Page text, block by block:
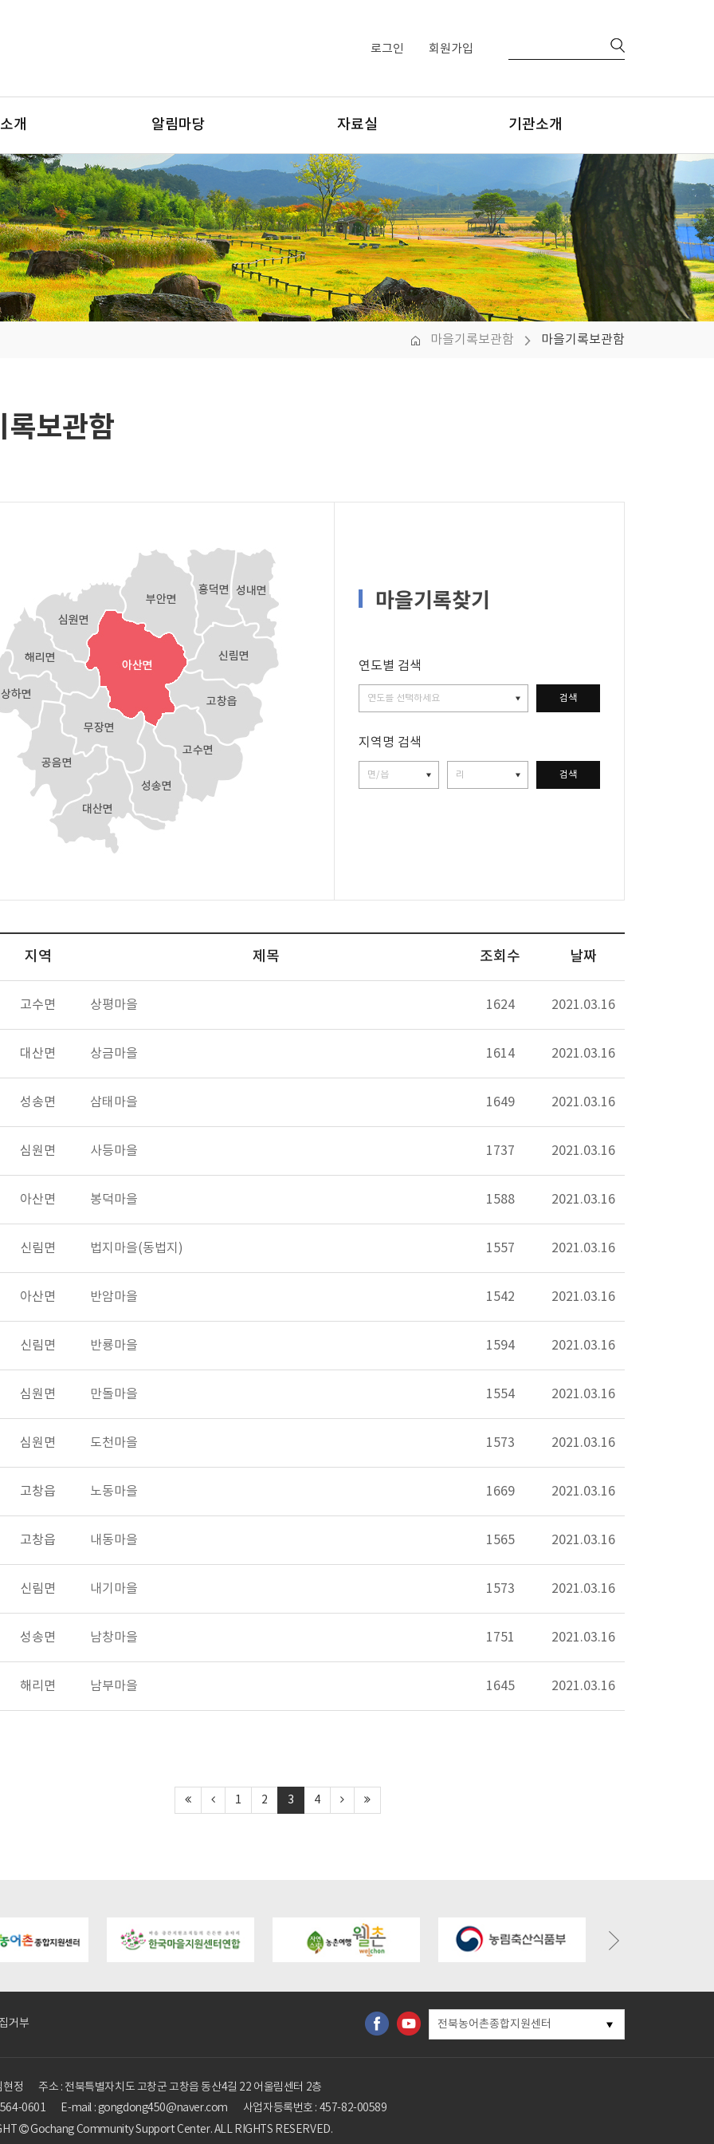
로그인 회원가입
개
동체
강화
경제
사업
알림마당
공지사항
센터소식
현장소식
모양부리
언론보도
자료실
발행물
교육발간자료
문서양식
기관소개
센터장님 인사말
비전
조직체계 및 업무
걸어온 길
찾아오시는 길
마을기록보관함 마을기록보관함
록보관함
마을기록찾기
연도별 검색
검색
지역명 검색
검색
지역 제목 조회수 날짜
고수면 상평마을 1624 2021.03.16
대산면 상금마을 1614 2021.03.16
성송면 삼태마을 1649 2021.03.16
심원면 사등마을 1737 2021.03.16
아산면 봉덕마을 1588 2021.03.16
신림면 법지마을(동법지) 1557 2021.03.16
아산면 반암마을 1542 2021.03.16
신림면 반룡마을 1594 2021.03.16
심원면 만돌마을 1554 2021.03.16
심원면 도천마을 1573 2021.03.16
고창읍 노동마을 1669 2021.03.16
고창읍 내동마을 1565 2021.03.16
신림면 내기마을 1573 2021.03.16
성송면 남창마을 1751 2021.03.16
해리면 남부마을 1645 2021.03.16
1 2 3 4
bo_table=m05_01&wr_id=8
https://gochangmaeul.kr/bbs/board.php?
bo_table=m05_01&wr_id=7
https://gochangmaeul.kr/bbs/board.php?
bo_table=m05_01&wr_id=6
거부 전북농어촌종합지원센터
현정
주소 : 전북특별자치도 고창군 고창읍 동산4길 22 어울림센터 2층
0601
E-mail : gongdong450@naver.com
사업자등록번호 : 457-82-00589
Gochang Community Support Center. ALL RIGHTS RESERVED.